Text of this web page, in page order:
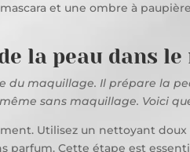
et une ombre à
la peau dans
du maquillage. Il prépare la
sans maquillage. Voici
Utilisez un nettoyant
parfum. Cette étape est